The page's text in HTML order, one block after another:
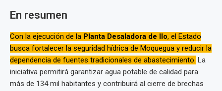
En resumen
Con la ejecución de la Planta Desaladora de Ilo, el Estado
busca fortalecer la seguridad hídrica de Moquegua y reducir la
dependencia de fuentes tradicionales de abastecimiento. La
iniciativa permitirá garantizar agua potable de calidad para
más de 134 mil habitantes y contribuirá al cierre de brechas